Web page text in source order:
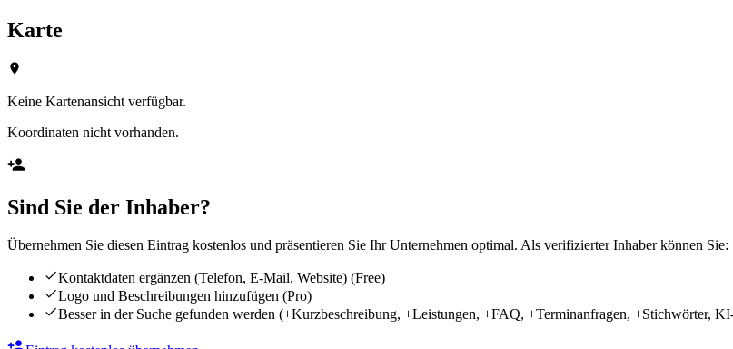
Karte
Keine Kartenansicht verfügbar.
Koordinaten nicht vorhanden.
Sind Sie der Inhaber?
Übernehmen Sie diesen Eintrag kostenlos und präsentieren Sie Ihr Unternehmen optimal. Als verifizierter Inhaber können Sie:
Kontaktdaten ergänzen (Telefon, E-Mail, Website) (Free)
Logo und Beschreibungen hinzufügen (Pro)
Besser in der Suche gefunden werden (+Kurzbeschreibung, +Leistungen, +FAQ, +Terminanfragen, +Stichwörter,